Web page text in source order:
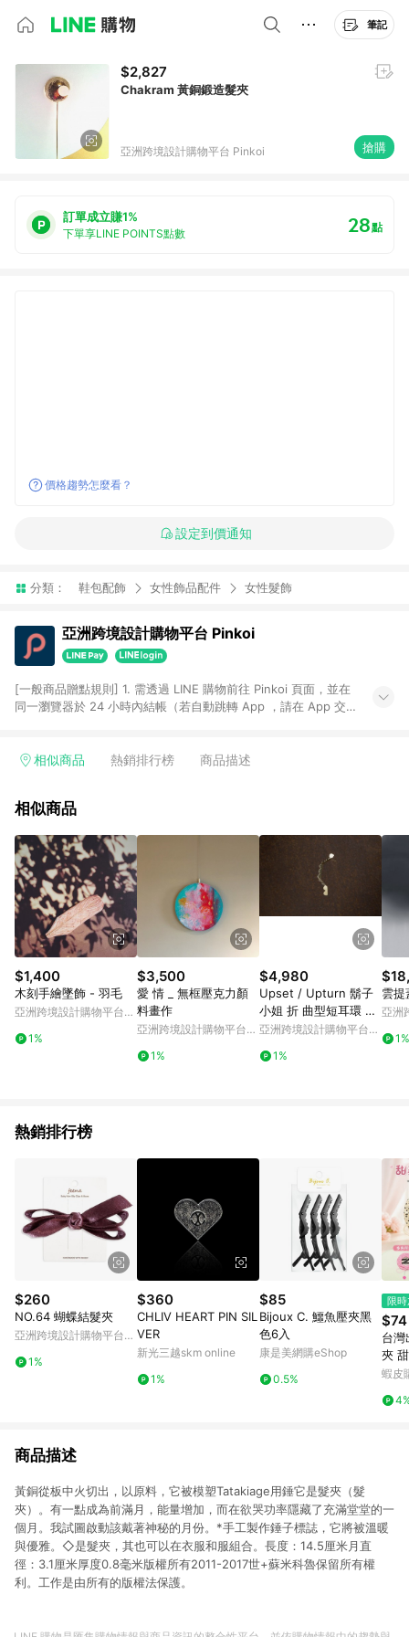
筆記
$2,827
Chakram 黃銅鍛造髮夾
亞洲跨境設計購物平台 Pinkoi 搶購
訂單成立賺1%
下單享LINE POINTS點數 28點
價格趨勢怎麼看？
設定到價通知
分類： 鞋包配飾 女性飾品配件 女性髮飾
亞洲跨境設計購物平台 Pinkoi
[一般商品贈點規則] 1. 需透過 LINE 購物前往 Pinkoi 頁面，並在
同一瀏覽器於 24 小時內結帳（若自動跳轉 App ，請在 App 交
回饋訂單不得享有 Pinkoi 站方優惠，例如首購優惠，P coins，
行為，不具贈點資格，部分退款不在此限。 6. APP 請更新至
貨後 45 天後發送。 8. 群眾募資商品，禮物卡，開館保證金，補
運費，攤位費等不具贈點資格。 9. LINE 購物站上之商品規格、
顏色、價位、贈品如與 Pinkoi 商品資訊頁及購物車不符，以
Pinkoi 購物商品資訊頁及購物車標示為準。 10. 點數紅包使用規
則請以點數紅包活動說明為準。 11. 若於 LINE 購物前往 Pinkoi
頁面後才首次下載 Pinkoi APP 並完成訂單，不符合導購資格；承
上，首次下載 Pinkoi APP 後，需透過 LINE 購物前往 Pinkoi 頁
面，方享導購資格。
相似商品 熱銷排行榜 商品描述
相似商品
$1,400
木刻手繪墜飾 - 羽毛
亞洲跨境設計購物平台
1%
$3,500
愛 情 _ 無框壓克力顏
料畫作
亞洲跨境設計購物平台
1%
$4,980
Upset / Upturn 鬍子
小姐 折 曲型短耳環 Cu
rved Short Earring
亞洲跨境設計購物平台
1%
雲提
亞洲
1%
熱銷排行榜
$260
NO.64 蝴蝶結髮夾
亞洲跨境設計購物平台
1%
$360
CHLIV HEART PIN SIL
VER
新光三越skm online
1%
$85
Bijoux C. 鱷魚壓夾黑
色6入
康是美網購eShop
0.5%
限
$74
台灣
夾
勺扁
小女
蝦皮
商品描述
黃銅從板中火切出，以原料，它被模塑Tatakiage用錘它是髮夾（髮
夾）。有一點成為前滿月，能量增加，而在欲哭功率隱藏了充滿堂堂的一
個月。我試圖啟動該戴著神秘的月份。*手工製作錘子標誌，它將被溫暖
與優雅。◇是髮夾，其也可以在衣服和服組合。長度：14.5厘米月直
徑：3.1厘米厚度0.8毫米版權所有2011-2017世+蘇米科魯保留所有權
利。工作是由所有的版權法保護。